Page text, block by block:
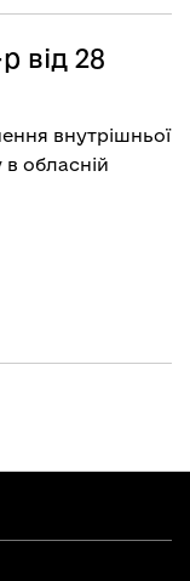
28
внутрішньої
в обласній